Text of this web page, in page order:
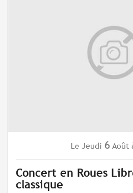
Le Jeudi 6 Août
Concert en Roues
classique